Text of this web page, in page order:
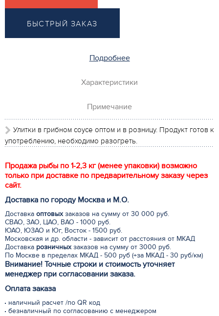
БЫСТРЫЙ ЗАКАЗ
Подробнее
Характеристики
Примечание
Улитки в грибном соусе оптом и в розницу. Продукт готов к
употреблению, необходимо разогреть.
Продажа рыбы по 1-2,3 кг (менее упаковки) возможно
только при доставке по предварительному заказу через
сайт.
Доставка по городу Москва и М.О.
Доставка оптовыхзаказов на сумму от 30 000 руб.
СВАО, ЗАО, ЦАО, ВАО - 1000 руб.
ЮАО, ЮЗАО и Юг, Восток - 1500 руб.
Московская и др. области - зависит от расстояния от МКАД
Доставка розничныхзаказов на сумму от 3000 руб.
По Москве в пределах МКАД - 500 руб (+за МКАД - 30 руб/км)
Внимание! Точные строки и стоимость уточняет
менеджер при согласовании заказа.
Оплата заказа
наличный расчет /по QR код
безналичный по согласованию с менеджером